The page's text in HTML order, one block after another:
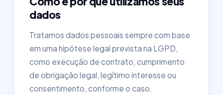
dados
Tratamos dados pessoais sempre com base
em uma hipótese legal prevista na LGPD,
como execução de contrato, cumprimento
de obrigação legal, legítimo interesse ou
consentimento, conforme o caso.